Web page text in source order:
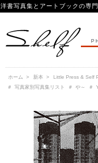
洋書写真集とアートブックの専
ホーム > 新本 >
Little Press & Self
＃
写真家別写真集リスト ＃ や～ ＃